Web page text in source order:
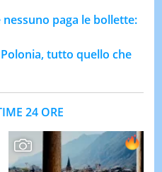
paga le bollette:
tutto quello che
24 ORE